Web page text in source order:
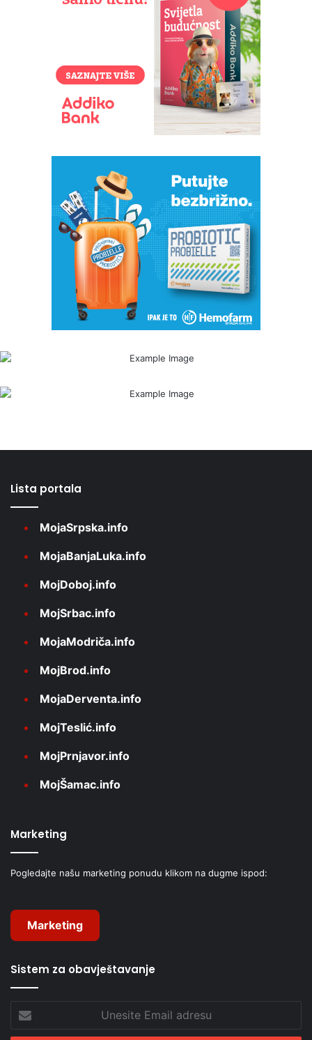
Lista portala
MojaSrpska.info
MojaBanjaLuka.info
MojDoboj.info
MojSrbac.info
MojaModriča.info
MojBrod.info
MojaDerventa.info
MojTeslić.info
MojPrnjavor.info
MojŠamac.info
Marketing
Pogledajte našu marketing ponudu klikom na dugme ispod:
Marketing
Sistem za obavještavanje
Email
adresu